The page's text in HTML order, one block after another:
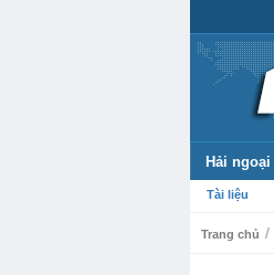
Hải ngoại
Tài liệu
Trang chủ /